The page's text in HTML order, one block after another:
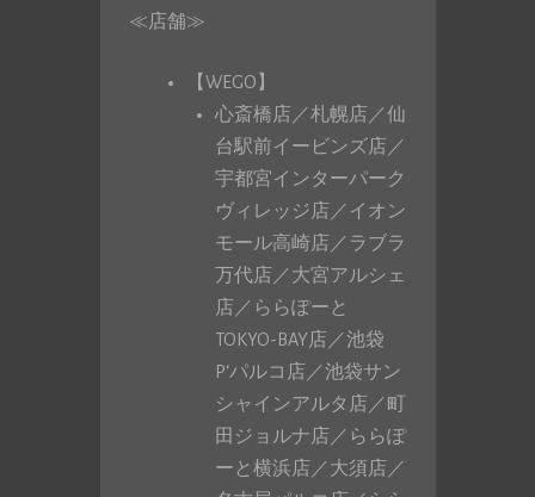
≪店舗≫
【WEGO】
心斎橋店／札幌店／仙
台駅前イービンズ店／
宇都宮インターパーク
ヴィレッジ店／イオン
モール高崎店／ラブラ
万代店／大宮アルシェ
店／ららぽーと
TOKYO-BAY店／池袋
P‘パルコ店／池袋サン
シャインアルタ店／町
田ジョルナ店／ららぽ
ーと横浜店／大須店／